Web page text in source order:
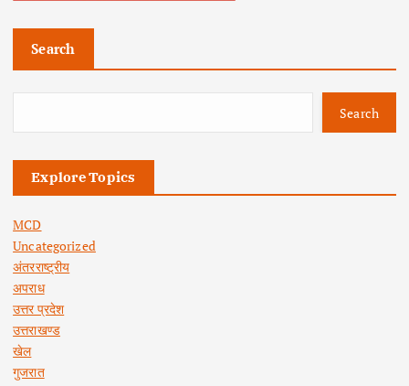
Search
Search
Explore Topics
MCD
Uncategorized
अंतरराष्ट्रीय
अपराध
उत्तर प्रदेश
उत्तराखण्ड
खेल
गुजरात